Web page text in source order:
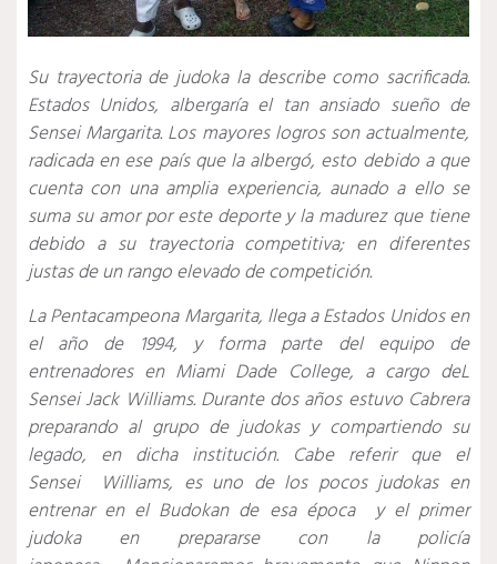
Su trayectoria de judoka la describe como sacrificada.
Estados Unidos, albergaría el tan ansiado sueño de
Sensei Margarita. Los mayores logros son actualmente,
radicada en ese país que la albergó, esto debido a que
cuenta con una amplia experiencia, aunado a ello se
suma su amor por este deporte y la madurez que tiene
debido a su trayectoria competitiva; en diferentes
justas de un rango elevado de competición.
La Pentacampeona Margarita, llega a Estados Unidos en
el año de 1994, y forma parte del equipo de
entrenadores en Miami Dade College, a cargo deL
Sensei Jack Williams. Durante dos años estuvo Cabrera
preparando al grupo de judokas y compartiendo su
legado, en dicha institución. Cabe referir que el
Sensei
Williams, es uno de los pocos judokas en
entrenar en el Budokan de esa épocay el primer
judoka en prepararse con la policía